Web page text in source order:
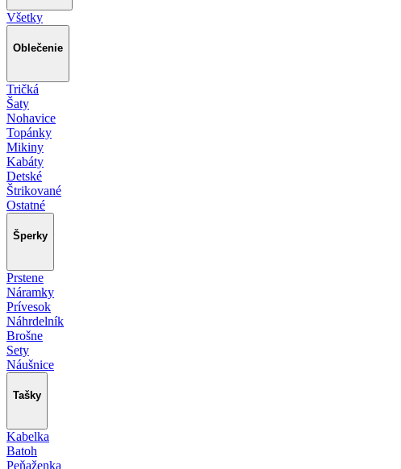
Všetky
Oblečenie
Tričká
Šaty
Nohavice
Topánky
Mikiny
Kabáty
Detské
Štrikované
Ostatné
Šperky
Prstene
Náramky
Prívesok
Náhrdelník
Brošne
Sety
Náušnice
Tašky
Kabelka
Batoh
Peňaženka